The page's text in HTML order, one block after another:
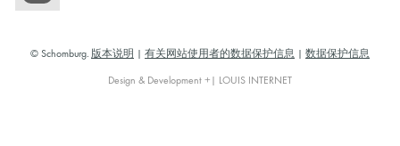
© Schomburg. 版本说明 有关网站使用者的数据保护信息 数据保护信息
Design & Development +| LOUIS INTERNET